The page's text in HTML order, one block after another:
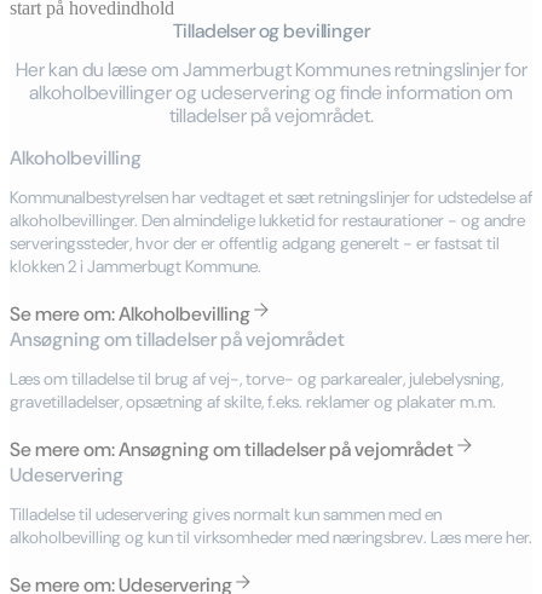
start på hovedindhold
Tilladelser og bevillinger
Her kan du læse om Jammerbugt Kommunes retningslinjer for
alkoholbevillinger og udeservering og finde information om
tilladelser på vejområdet.
senest opdateret 7. april 2026
Alkoholbevilling
Kommunalbestyrelsen har vedtaget et sæt retningslinjer for udstedelse af
alkoholbevillinger. Den almindelige lukketid for restaurationer - og andre
serveringssteder, hvor der er offentlig adgang generelt - er fastsat til
klokken 2 i Jammerbugt Kommune.
Se mere om: Alkoholbevilling
Ansøgning om tilladelser på vejområdet
Læs om tilladelse til brug af vej-, torve- og parkarealer, julebelysning,
gravetilladelser, opsætning af skilte, f.eks. reklamer og plakater m.m.
Se mere om: Ansøgning om tilladelser på vejområdet
Udeservering
Tilladelse til udeservering gives normalt kun sammen med en
alkoholbevilling og kun til virksomheder med næringsbrev. Læs mere her.
Se mere om: Udeservering